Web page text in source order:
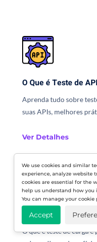
O Que é Teste de
Aprenda tudo sobre
suas APIs, melhores
Ver Detalhes
Teste de Carga
O que é teste de carga
We use cookies and similar
experience, analyze website
cookies are essential for the
help us understand how
You can manage your
Accept